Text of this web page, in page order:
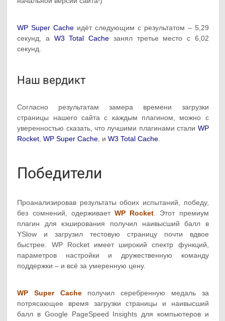
WP Super Cache идёт следующим с результатом – 5,29
секунд, а W3 Total Cache занял третье место с 6,02
секунд.
Наш вердикт
Согласно результатам замера времени загрузки
страницы нашего сайта с каждым плагином, можно с
уверенностью сказать, что лучшими плагинами стали WP
Rocket,WP Super Cache, иW3 Total Cache.
Победители
Проанализировав результаты обоих испытаний, победу,
без сомнений, одерживает WP Rocket. Этот премиум
плагин для кэширования получил наивысший балл в
YSlow и загрузил тестовую страницу почти вдвое
быстрее. WP Rocket имеет широкий спектр функций,
параметров настройки и дружественную команду
поддержки – и всё за умеренную цену.
WP Super Cacheполучил серебренную медаль за
потрясающее время загрузки страницы и наивысший
балл в Google PageSpeed Insights для компьютеров и